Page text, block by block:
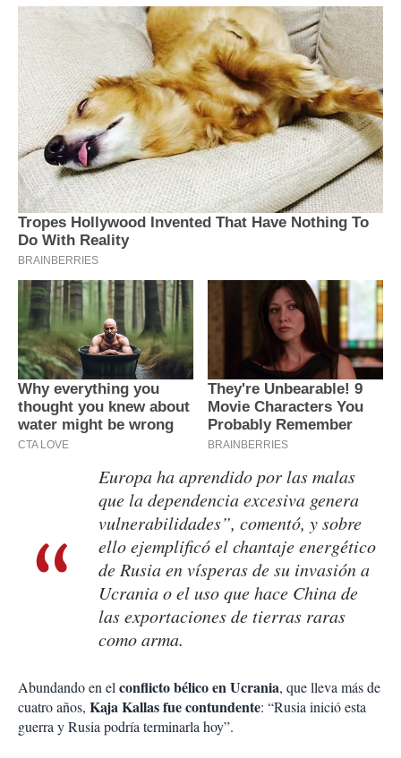
Europa ha aprendido por las malas
que la dependencia excesiva genera
vulnerabilidades”, comentó, y sobre
ello ejemplificó el chantaje energético
de Rusia en vísperas de su invasión a
Ucrania o el uso que hace China de
las exportaciones de tierras raras
como arma.
Abundando en elconflicto bélico en Ucrania, que lleva más de
cuatro años, Kaja Kallas fue contundente: “Rusia inició esta
guerra y Rusia podría terminarla hoy”.